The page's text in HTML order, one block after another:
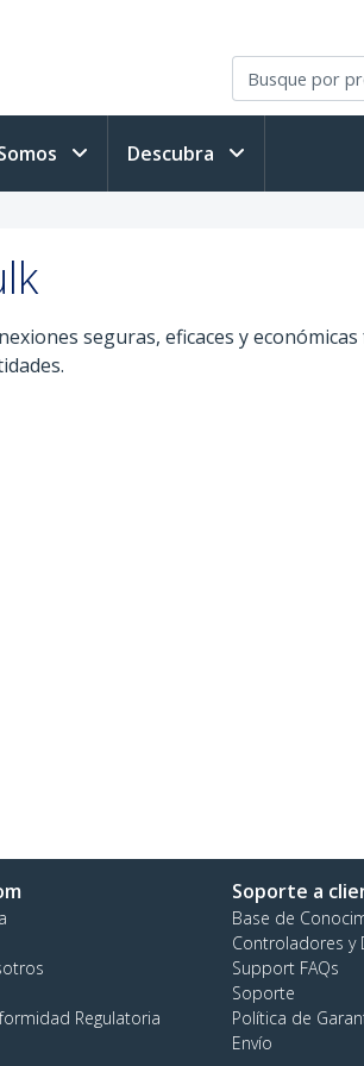
Descubra
seguras, eficaces y
Regulatoria
Soporte a
Base de
Controladores y
Support FAQs
Soporte
Política de
Envío